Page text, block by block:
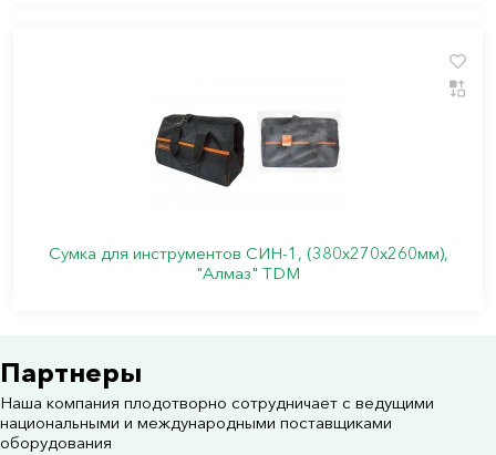
Сумка для инструментов СИН-1, (380х270х260мм),
"Алмаз" TDM
Партнеры
Наша компания плодотворно сотрудничает с ведущими
национальными и международными поставщиками
оборудования